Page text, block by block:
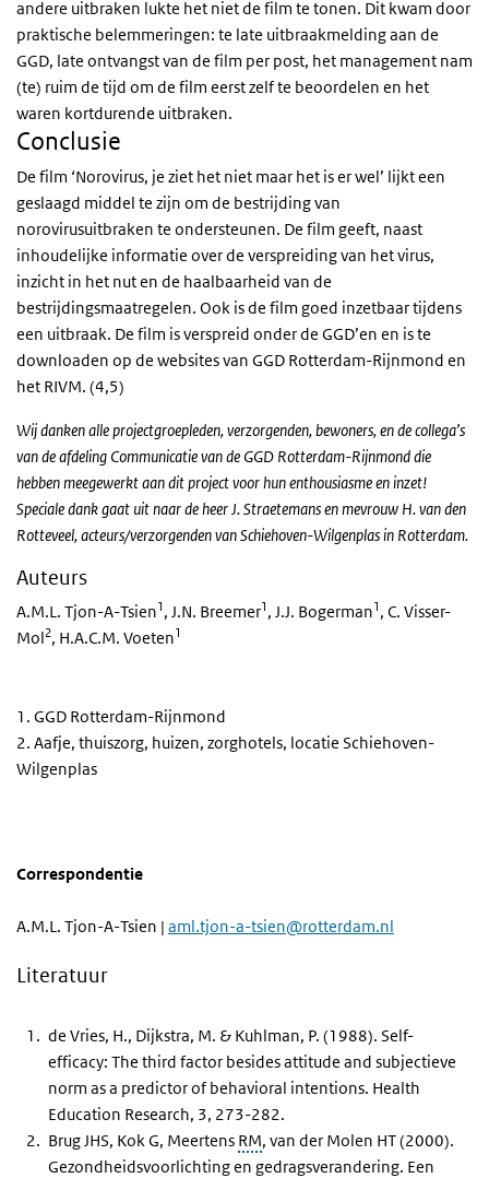
andere uitbraken lukte het niet de film te tonen. Dit kwam door
praktische belemmeringen: te late uitbraakmelding aan de
GGD, late ontvangst van de film per post, het management nam
(te) ruim de tijd om de film eerst zelf te beoordelen en het
waren kortdurende uitbraken.
Conclusie
De film ‘Norovirus, je ziet het niet maar het is er wel’ lijkt een
geslaagd middel te zijn om de bestrijding van
norovirusuitbraken te ondersteunen. De film geeft, naast
inhoudelijke informatie over de verspreiding van het virus,
inzicht in het nut en de haalbaarheid van de
bestrijdingsmaatregelen. Ook is de film goed inzetbaar tijdens
een uitbraak. De film is verspreid onder de GGD’en en is te
downloaden op de websites van GGD Rotterdam-Rijnmond en
het RIVM. (4,5)
Wij danken alle projectgroepleden, verzorgenden, bewoners, en de collega’s
van de afdeling Communicatie van de GGD Rotterdam-Rijnmond die
hebben meegewerkt aan dit project voor hun enthousiasme en inzet!
Speciale dank gaat uit naar de heer J. Straetemans en mevrouw H. van den
Rotteveel, acteurs/verzorgenden van Schiehoven-Wilgenplas in Rotterdam.
Auteurs
A.M.L. Tjon-A-Tsien1, J.N. Breemer1, J.J. Bogerman1, C. Visser-
Mol2, H.A.C.M. Voeten1
1. GGD Rotterdam-Rijnmond
2. Aafje, thuiszorg, huizen, zorghotels, locatie Schiehoven-
Wilgenplas
Correspondentie
A.M.L. Tjon-A-Tsien | aml.tjon-a-tsien@rotterdam.nl
Literatuur
de Vries, H., Dijkstra, M. & Kuhlman, P. (1988). Self-
efficacy: The third factor besides attitude and subjectieve
norm as a predictor of behavioral intentions. Health
Education Research, 3, 273-282.
Brug JHS, Kok G, Meertens RM, van der Molen HT (2000).
Gezondheidsvoorlichting en gedragsverandering. Een